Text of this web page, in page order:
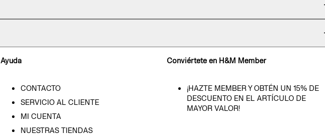
Ayuda
CONTACTO
SERVICIO AL CLIENTE
MI CUENTA
NUESTRAS TIENDAS
Conviértete en H&M Member
¡HAZTE MEMBER Y OBTÉN UN 15% DE
DESCUENTO EN EL ARTÍCULO DE
MAYOR VALOR!